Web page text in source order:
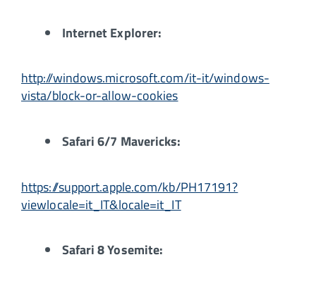
Internet Explorer:
http://windows.microsoft.com/it-it/windows-
vista/block-or-allow-cookies
Safari 6/7 Mavericks:
https://support.apple.com/kb/PH17191?
viewlocale=it_IT&locale=it_IT
Safari 8 Yosemite: